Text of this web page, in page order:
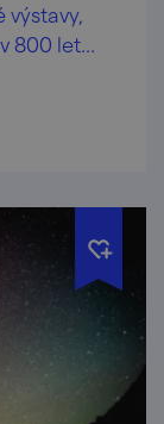
výstavy,
800 let